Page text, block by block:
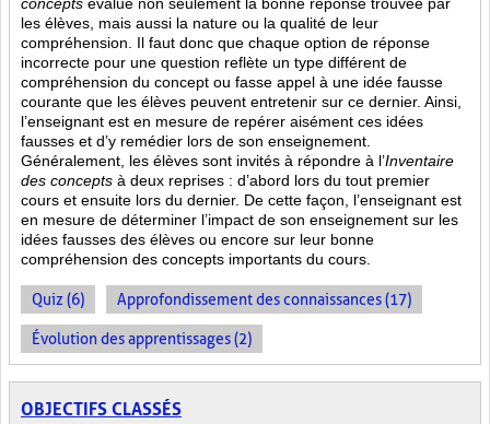
les élèves, mais aussi la nature ou la qualité de leur
compréhension. Il faut donc que chaque option de réponse
incorrecte pour une question reflète un type différent de
compréhension du concept ou fasse appel à une idée fausse
courante que les élèves peuvent entretenir sur ce dernier. Ainsi,
l’enseignant est en mesure de repérer aisément ces idées
fausses et d’y remédier lors de son enseignement.
Généralement, les élèves sont invités à répondre à l’Inventaire
des concepts à deux reprises : d’abord lors du tout premier
cours et ensuite lors du dernier. De cette façon, l’enseignant est
en mesure de déterminer l’impact de son enseignement sur les
idées fausses des élèves ou encore sur leur bonne
compréhension des concepts importants du cours.
Quiz (6) Approfondissement des connaissances (17)
Évolution des apprentissages (2)
OBJECTIFS CLASSÉS